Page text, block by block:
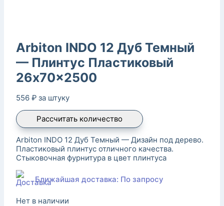
Arbiton INDO 12 Дуб Темный
— Плинтус Пластиковый
26x70x2500
556 ₽ за штуку
Рассчитать количество
Arbiton INDO 12 Дуб Темный — Дизайн под дерево.
Пластиковый плинтус отличного качества.
Стыковочная фурнитура в цвет плинтуса
Ближайшая доставка: По запросу
Нет в наличии